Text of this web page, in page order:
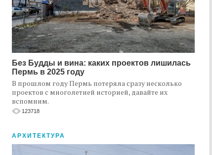
Без Будды и вина: каких проектов лишилась
Пермь в 2025 году
В прошлом году Пермь потеряла сразу несколько
проектов с многолетней историей, давайте их
вспомним.
123718
АРХИТЕКТУРА